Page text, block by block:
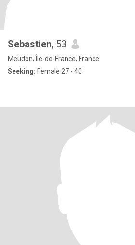
Sebastien, 53
Meudon, Île-de-France, France
Seeking: Female 27 - 40